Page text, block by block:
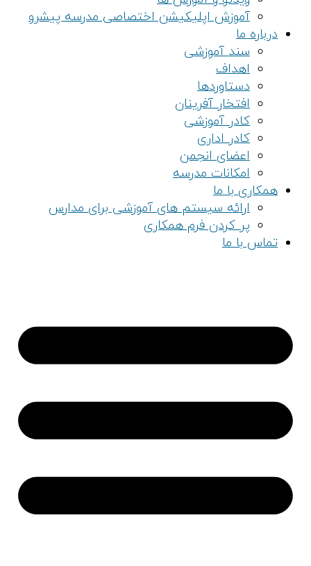
آموزش اپلیکیشن اختصاصی مدرسه پیشرو
درباره ما
سند آموزشی
اهداف
دستاوردها
افتخار آفرینان
کادر آموزشی
کادر اداری
اعضای انجمن
امکانات مدرسه
همکاری با ما
ارائه سیستم های آموزشی برای مدارس
پر کردن فرم همکاری
تماس با ما